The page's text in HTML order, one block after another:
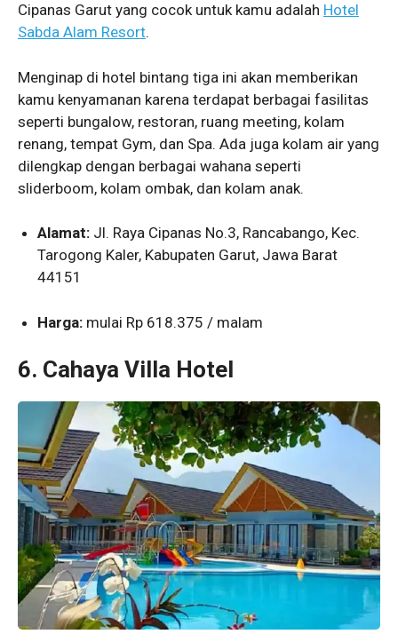
Cipanas Garut yang cocok untuk kamu adalah Hotel
Sabda Alam Resort.
Menginap di hotel bintang tiga ini akan memberikan
kamu kenyamanan karena terdapat berbagai fasilitas
seperti bungalow, restoran, ruang meeting, kolam
renang, tempat Gym, dan Spa. Ada juga kolam air yang
dilengkap dengan berbagai wahana seperti
sliderboom, kolam ombak, dan kolam anak.
Alamat: Jl. Raya Cipanas No.3, Rancabango, Kec.
Tarogong Kaler, Kabupaten Garut, Jawa Barat
44151
Harga: mulai Rp 618.375 / malam
6. Cahaya Villa Hotel